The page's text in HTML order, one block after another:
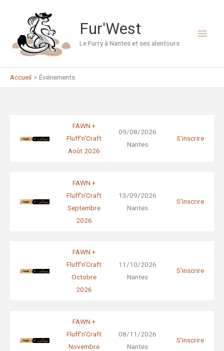
Fur'West
Le Furry à Nantes et ses alentours
Accueil Événements
FAWN +
Fluff'n'Craft
Août 2026
09/08/2026
Nantes
S'inscrire
FAWN +
Fluff'n'Craft
Septembre
2026
13/09/2026
Nantes
S'inscrire
FAWN +
Fluff'n'Craft
Octobre
2026
11/10/2026
Nantes
S'inscrire
FAWN +
Fluff'n'Craft
Novembre
08/11/2026
Nantes
S'inscrire